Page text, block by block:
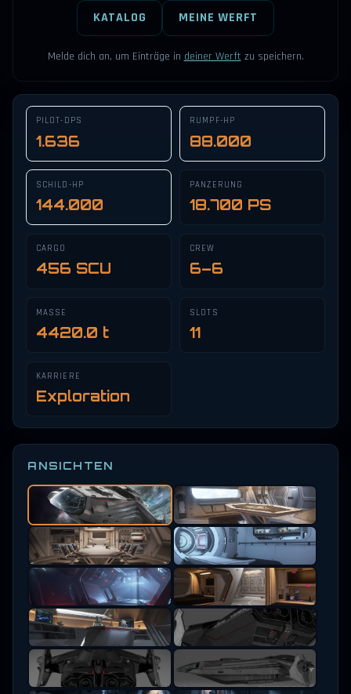
KATALOG MEINE WERFT
Melde dich an, um Einträge in deiner Werft zu speichern.
PILOT-DPS
1.636
RUMPF-HP
88.000
SCHILD-HP
144.000
PANZERUNG
18.700 PS
CARGO
456 SCU
CREW
6–6
MASSE
4420.0 t
SLOTS
11
KARRIERE
Exploration
ANSICHTEN